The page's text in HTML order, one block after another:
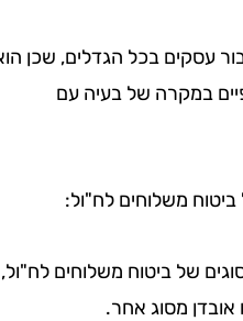
בכל הגדלים, שכן הוא
של בעיה עם
משלוחים לח"ול:
ביטוח משלוחים לח"ול,
מסוג אחר.